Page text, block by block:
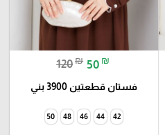
120₪ 50 ₪
فستان قطعتين 3900 بني
42
44
46
48
50